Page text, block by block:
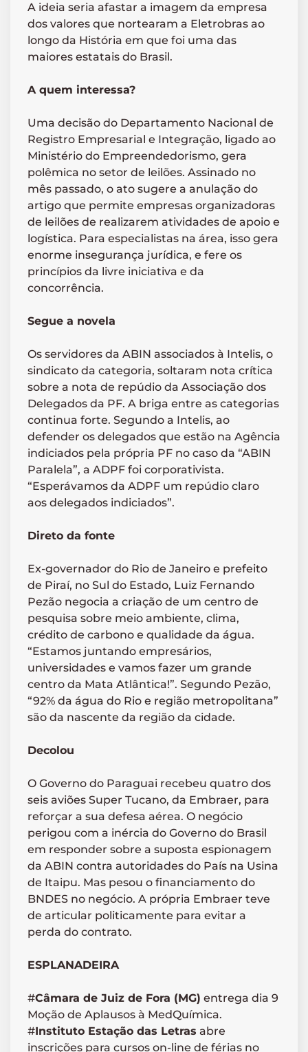
A ideia seria afastar a imagem da empresa
dos valores que nortearam a Eletrobras ao
longo da História em que foi uma das
maiores estatais do Brasil.
A quem interessa?
Uma decisão do Departamento Nacional de
Registro Empresarial e Integração, ligado ao
Ministério do Empreendedorismo, gera
polêmica no setor de leilões. Assinado no
mês passado, o ato sugere a anulação do
artigo que permite empresas organizadoras
de leilões de realizarem atividades de apoio e
logística. Para especialistas na área, isso gera
enorme insegurança jurídica, e fere os
princípios da livre iniciativa e da
concorrência.
Segue a novela
Os servidores da ABIN associados à Intelis, o
sindicato da categoria, soltaram nota crítica
sobre a nota de repúdio da Associação dos
Delegados da PF. A briga entre as categorias
continua forte. Segundo a Intelis, ao
defender os delegados que estão na Agência
indiciados pela própria PF no caso da “ABIN
Paralela”, a ADPF foi corporativista.
“Esperávamos da ADPF um repúdio claro
aos delegados indiciados”.
Direto da fonte
Ex-governador do Rio de Janeiro e prefeito
de Piraí, no Sul do Estado, Luiz Fernando
Pezão negocia a criação de um centro de
pesquisa sobre meio ambiente, clima,
crédito de carbono e qualidade da água.
“Estamos juntando empresários,
universidades e vamos fazer um grande
centro da Mata Atlântica!”. Segundo Pezão,
“92% da água do Rio e região metropolitana”
são da nascente da região da cidade.
Decolou
O Governo do Paraguai recebeu quatro dos
seis aviões Super Tucano, da Embraer, para
reforçar a sua defesa aérea. O negócio
perigou com a inércia do Governo do Brasil
em responder sobre a suposta espionagem
da ABIN contra autoridades do País na Usina
de Itaipu. Mas pesou o financiamento do
BNDES no negócio. A própria Embraer teve
de articular politicamente para evitar a
perda do contrato.
ESPLANADEIRA
#Câmara de Juiz de Fora (MG) entrega dia 9
Moção de Aplausos à MedQuímica.
#Instituto Estação das Letras abre
inscrições para cursos on-line de férias no